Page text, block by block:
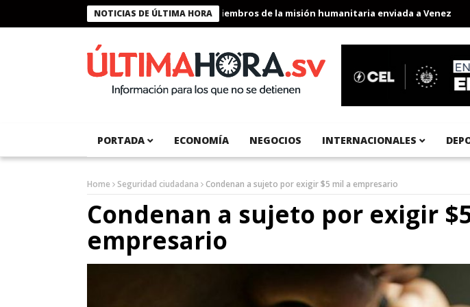
NOTICIAS DE ÚLTIMA HORA
Presidente Bukele condecora a miembros de la misión humanitaria enviada a Venezuela
PORTADA ECONOMÍA NEGOCIOS INTERNACIONALES
Home Seguridad ciudadana Condenan a sujeto por exigir $5 mil a empresario
Condenan a sujeto por exigir
empresario